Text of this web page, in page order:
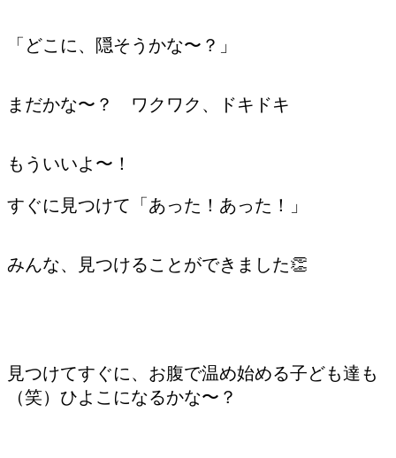
「どこに、隠そうかな〜？」
まだかな〜？ ワクワク、ドキドキ
もういいよ〜！
すぐに見つけて「あった！あった！」
みんな、見つけることができました👏
見つけてすぐに、お腹で温め始める子ども達も
（笑）ひよこになるかな〜？